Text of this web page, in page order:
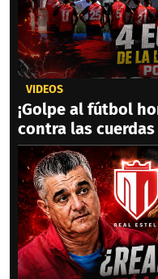
VIDEOS
¡Golpe al fútbol
contra las